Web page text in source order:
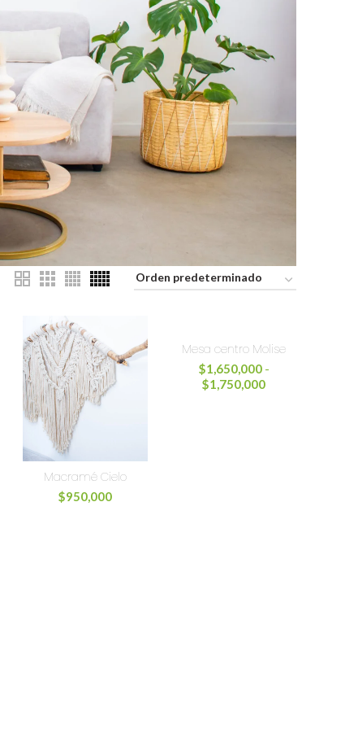
Macramé Cielo
$950,000
Mesa centro Molise
$1,650,000 -
$1,750,000